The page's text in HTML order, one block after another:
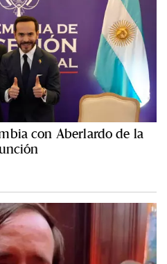
con Aberlardo de la